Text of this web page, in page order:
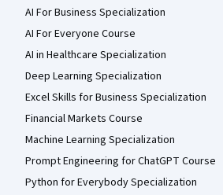
AI For Business Specialization
AI For Everyone Course
AI in Healthcare Specialization
Deep Learning Specialization
Excel Skills for Business Specialization
Financial Markets Course
Machine Learning Specialization
Prompt Engineering for ChatGPT Course
Python for Everybody Specialization